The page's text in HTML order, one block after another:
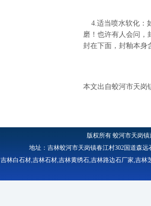
4.适当喷水软化：
磨！也许有人会问，
封在下面，封釉本身
本文出自蛟河市天岗
版权所有蛟河市天岗
地址：吉林蛟河市天岗镇春江村302国道森远
吉林白石材,吉林石材,吉林黄绣石,吉林路边石厂家,吉林